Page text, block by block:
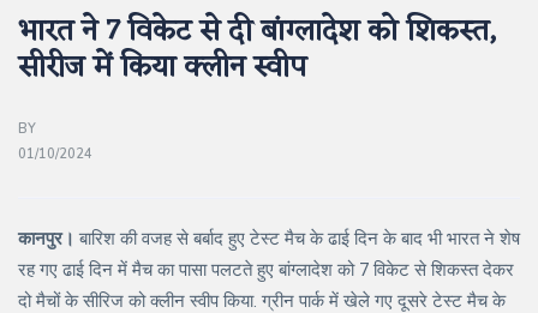
भारत ने 7 विकेट से दी बांग्लादेश को शिकस्त,
सीरीज में किया क्लीन स्वीप
BY
01/10/2024
कानपुर।बारिश की वजह से बर्बाद हुए टेस्ट मैच के ढाई दिन के बाद भी भारत ने शेष
रह गए ढाई दिन में मैच का पासा पलटते हुए बांग्लादेश को 7 विकेट से शिकस्त देकर
दो मैचों के सीरिज को क्लीन स्वीप किया. ग्रीन पार्क में खेले गए दूसरे टेस्ट मैच के